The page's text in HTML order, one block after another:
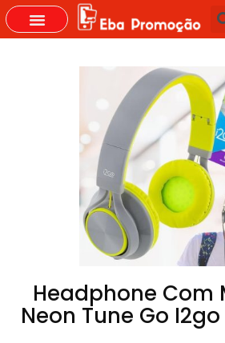
Headphone Com
Neon Tune Go